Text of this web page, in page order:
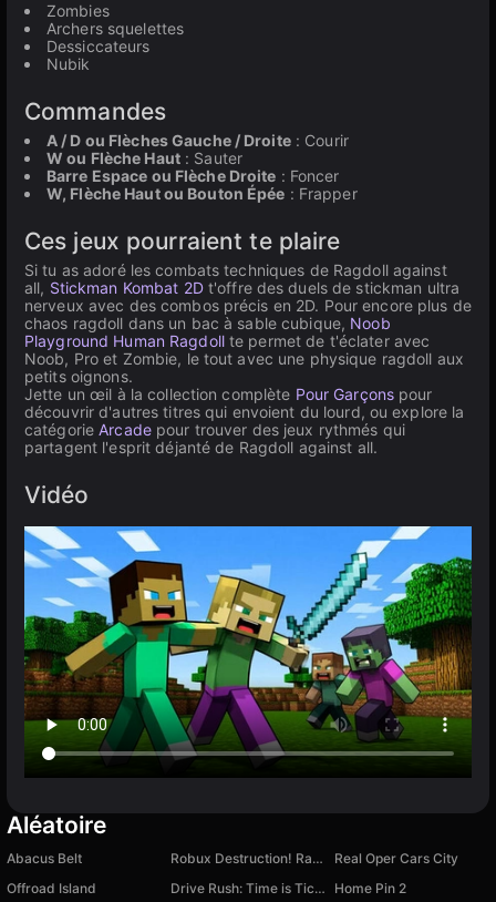
Zombies
Archers squelettes
Dessiccateurs
Nubik
Commandes
A / D ou Flèches Gauche / Droite: Courir
W ou Flèche Haut: Sauter
Barre Espace ou Flèche Droite : Foncer
W, Flèche Haut ou Bouton Épée : Frapper
Ces jeux pourraient te plaire
Si tu as adoré les combats techniques de Ragdoll against
all, Stickman Kombat 2Dt'offre des duels de stickman ultra
nerveux avec des combos précis en 2D. Pour encore plus de
chaos ragdoll dans un bac à sable cubique, Noob
Playground Human Ragdollte permet de t'éclater avec
Noob, Pro et Zombie, le tout avec une physique ragdoll aux
petits oignons.
Jette un œil à la collection complète Pour Garçons pour
découvrir d'autres titres qui envoient du lourd, ou explore la
catégorieArcadepour trouver des jeux rythmés qui
partagent l'esprit déjanté de Ragdoll against all.
Vidéo
Aléatoire
Abacus Belt Robux Destruction! Ragdoll Show!
Real Oper Cars City
Offroad Island
Drive Rush: Time is Ticking
Home Pin 2